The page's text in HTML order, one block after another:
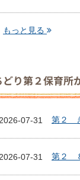
もっと見る
どり第２保育所
2026-07-31 第２
2026-07-31 第２